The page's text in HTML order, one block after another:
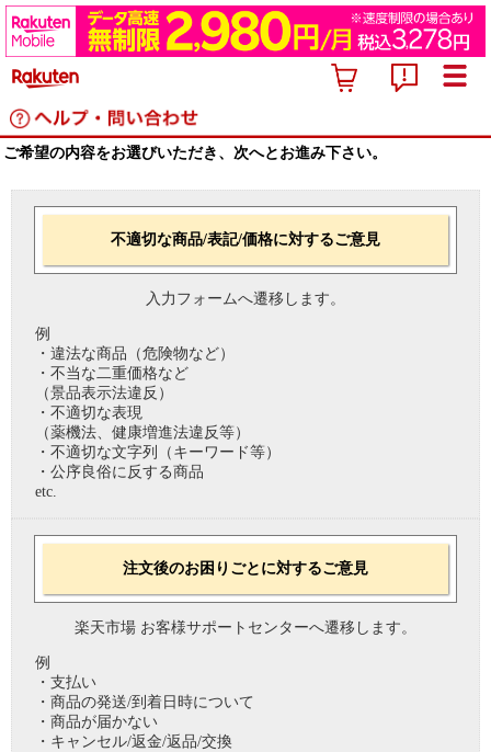
ご希望の内容をお選びいただき、次へとお進み下さい。
不適切な商品/表記/価格に対するご意見
入力フォームへ遷移します。
例
・違法な商品（危険物など）
・不当な二重価格など
（景品表示法違反）
・不適切な表現
（薬機法、健康増進法違反等）
・不適切な文字列（キーワード等）
・公序良俗に反する商品
etc.
注文後のお困りごとに対するご意見
楽天市場 お客様サポートセンターへ遷移します。
例
・支払い
・商品の発送/到着日時について
・商品が届かない
・キャンセル/返金/返品/交換